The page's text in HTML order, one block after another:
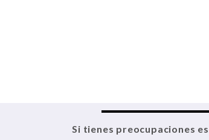
Si tienes preocupaciones